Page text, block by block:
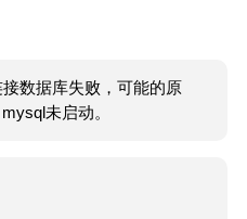
数据库失败，可能的原
未启动。